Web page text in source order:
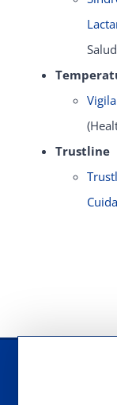
Trustline